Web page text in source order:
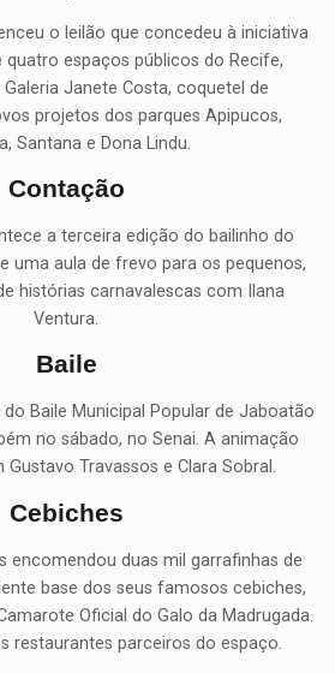
o leilão que concedeu à iniciativa
quatro espaços públicos do Recife,
Janete Costa, coquetel de
projetos dos parques Apipucos,
Santana e Dona Lindu.
Contação
a terceira edição do bailinho do
uma aula de frevo para os pequenos,
histórias carnavalescas com Ilana
Ventura.
Baile
Baile Municipal Popular de Jaboatão
no sábado, no Senai. A animação
Travassos e Clara Sobral.
Cebiches
encomendou duas mil garrafinhas de
base dos seus famosos cebiches,
Oficial do Galo da Madrugada.
restaurantes parceiros do espaço.